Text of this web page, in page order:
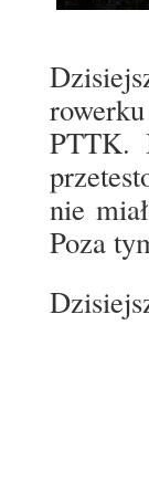
PTTK.
nie
Poza